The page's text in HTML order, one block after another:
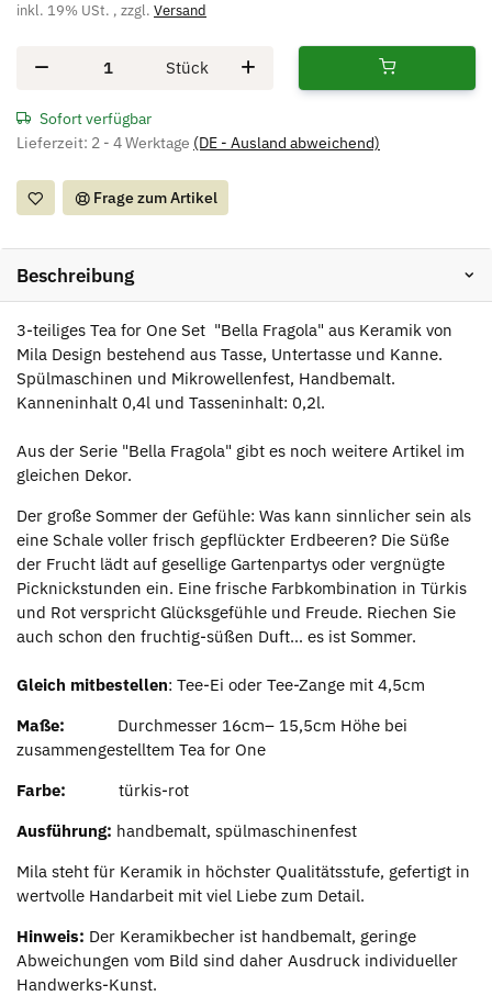
inkl. 19% USt. , zzgl. Versand
Stück
Sofort verfügbar
Lieferzeit: 2 - 4 Werktage (DE - Ausland abweichend)
Frage zum Artikel
Beschreibung
3-teiliges Tea for One Set "Bella Fragola" aus Keramik von
Mila Design bestehend aus Tasse, Untertasse und Kanne.
Spülmaschinen und Mikrowellenfest, Handbemalt.
Kanneninhalt 0,4l und Tasseninhalt: 0,2l.
Aus der Serie "Bella Fragola" gibt es noch weitere Artikel im
gleichen Dekor.
Der große Sommer der Gefühle: Was kann sinnlicher sein als
eine Schale voller frisch gepflückter Erdbeeren? Die Süße
der Frucht lädt auf gesellige Gartenpartys oder vergnügte
Picknickstunden ein. Eine frische Farbkombination in Türkis
und Rot verspricht Glücksgefühle und Freude. Riechen Sie
auch schon den fruchtig-süßen Duft… es ist Sommer.
Gleich mitbestellen: Tee-Ei oder Tee-Zange mit 4,5cm
Maße: Durchmesser 16cm– 15,5cm Höhe bei
zusammengestelltem Tea for One
Farbe: türkis-rot
Ausführung: handbemalt, spülmaschinenfest
Mila steht für Keramik in höchster Qualitätsstufe, gefertigt in
wertvolle Handarbeit mit viel Liebe zum Detail.
Hinweis: Der Keramikbecher ist handbemalt, geringe
Abweichungen vom Bild sind daher Ausdruck individueller
Handwerks-Kunst.